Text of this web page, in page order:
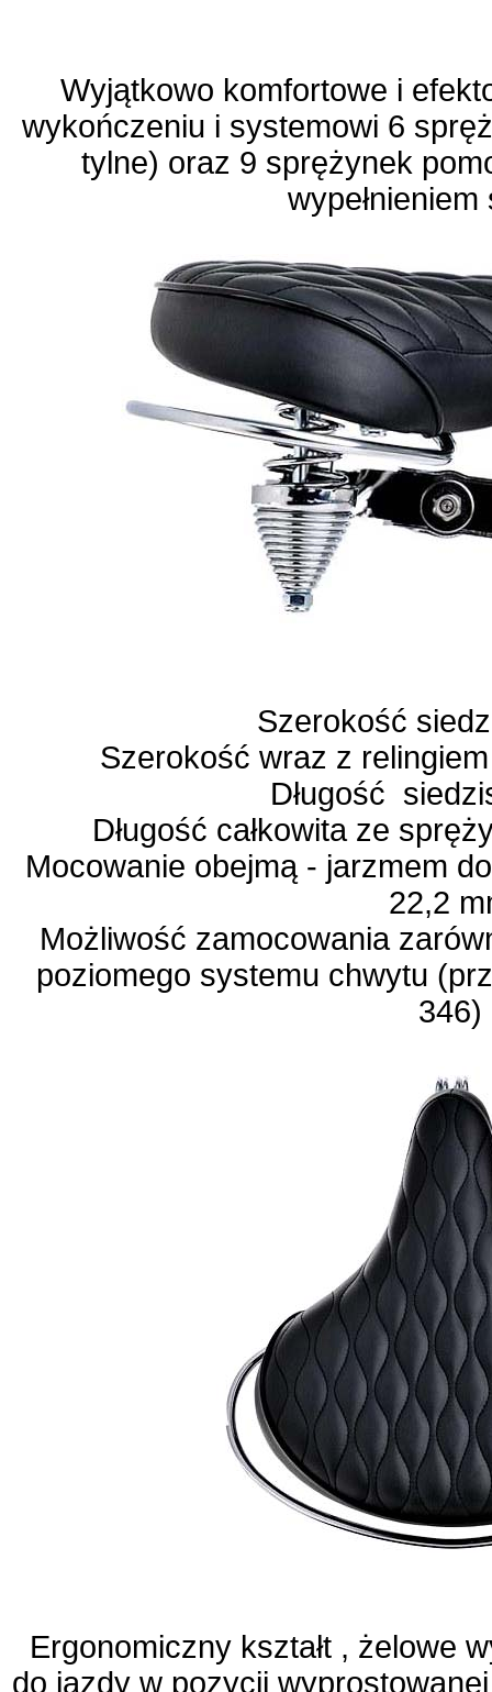
Wyjątkowo komfortowe i
wykończeniu i systemowi 6
tylne) oraz 9 sprężynek
wypełnieniem
Szerokość
Szerokość wraz z
Długość
Długość całkowita ze
Mocowanie obejmą - jarzmem
22,2
Możliwość zamocowania
poziomego systemu chwytu
346)
Ergonomiczny kształt , żelowe
do jazdy w pozycji